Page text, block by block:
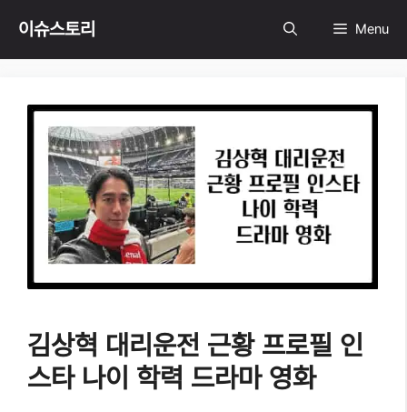
Skip
content
이슈스토리 Menu
김상혁 대리운전 근황 프로필 인
스타 나이 학력 드라마 영화